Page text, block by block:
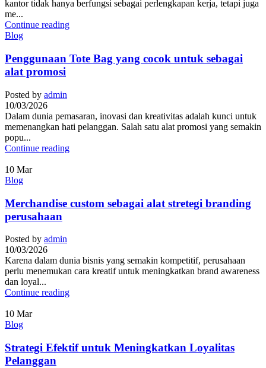
kantor tidak hanya berfungsi sebagai perlengkapan kerja, tetapi juga
me...
Continue reading
Blog
Penggunaan Tote Bag yang cocok untuk sebagai
alat promosi
Posted by admin
10/03/2026
Dalam dunia pemasaran, inovasi dan kreativitas adalah kunci untuk
memenangkan hati pelanggan. Salah satu alat promosi yang semakin
popu...
Continue reading
10 Mar
Blog
Merchandise custom sebagai alat stretegi branding
perusahaan
Posted by admin
10/03/2026
Karena dalam dunia bisnis yang semakin kompetitif, perusahaan
perlu menemukan cara kreatif untuk meningkatkan brand awareness
dan loyal...
Continue reading
10 Mar
Blog
Strategi Efektif untuk Meningkatkan Loyalitas
Pelanggan